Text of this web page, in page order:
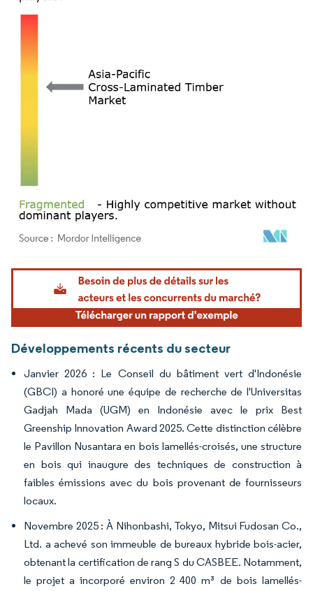
Image © Mordor Intelligence. La réutilisation nécessite une attribution sous CC BY
Développements récents du secteur
Janvier 2026 : Le Conseil du bâtiment vert d'Indonésie
(GBCI) a honoré une équipe de recherche de l'Universitas
Gadjah Mada (UGM) en Indonésie avec le prix Best
Greenship Innovation Award 2025. Cette distinction célèbre
le Pavillon Nusantara en bois lamellés-croisés, une structure
en bois qui inaugure des techniques de construction à
faibles émissions avec du bois provenant de fournisseurs
locaux.
Novembre 2025 : À Nihonbashi, Tokyo, Mitsui Fudosan Co.,
Ltd. a achevé son immeuble de bureaux hybride bois-acier,
obtenant la certification de rang S du CASBEE. Notamment,
le projet a incorporé environ 2 400 m³ de bois lamellés-